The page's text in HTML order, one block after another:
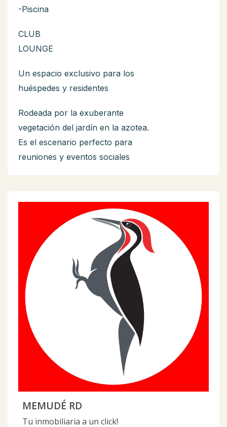
-Piscina
CLUB
LOUNGE
Un espacio exclusivo para los
huéspedes y residentes
Rodeada por la exuberante
vegetación del jardín en la azotea.
Es el escenario perfecto para
reuniones y eventos sociales
MEMUDÉ RD
Tu inmobiliaria a un click!